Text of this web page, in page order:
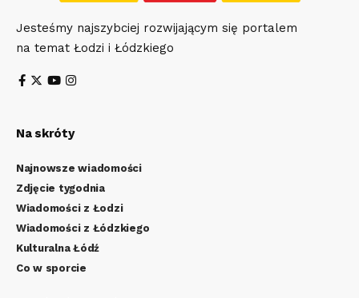
Jesteśmy najszybciej rozwijającym się portalem
na temat Łodzi i Łódzkiego
Na skróty
Najnowsze wiadomości
Zdjęcie tygodnia
Wiadomości z Łodzi
Wiadomości z Łódzkiego
Kulturalna Łódź
Co w sporcie